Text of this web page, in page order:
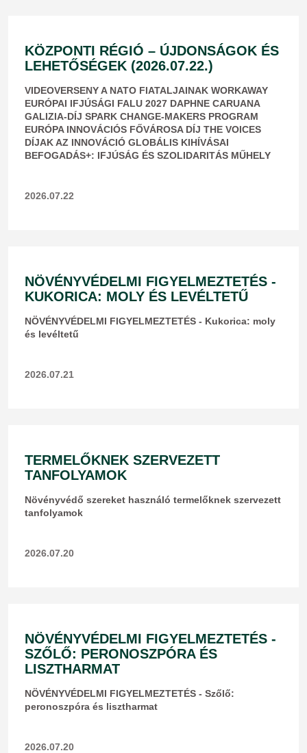
KÖZPONTI RÉGIÓ – ÚJDONSÁGOK ÉS
LEHETŐSÉGEK (2026.07.22.)
VIDEOVERSENY A NATO FIATALJAINAK WORKAWAY
EURÓPAI IFJÚSÁGI FALU 2027 DAPHNE CARUANA
GALIZIA-DÍJ SPARK CHANGE-MAKERS PROGRAM
EURÓPA INNOVÁCIÓS FŐVÁROSA DÍJ THE VOICES
DÍJAK AZ INNOVÁCIÓ GLOBÁLIS KIHÍVÁSAI
BEFOGADÁS+: IFJÚSÁG ÉS SZOLIDARITÁS MŰHELY
2026.07.22
NÖVÉNYVÉDELMI FIGYELMEZTETÉS -
KUKORICA: MOLY ÉS LEVÉLTETŰ
NÖVÉNYVÉDELMI FIGYELMEZTETÉS - Kukorica: moly
és levéltetű
2026.07.21
TERMELŐKNEK SZERVEZETT
TANFOLYAMOK
Növényvédő szereket használó termelőknek szervezett
tanfolyamok
2026.07.20
NÖVÉNYVÉDELMI FIGYELMEZTETÉS -
SZŐLŐ: PERONOSZPÓRA ÉS
LISZTHARMAT
NÖVÉNYVÉDELMI FIGYELMEZTETÉS - Szőlő:
peronoszpóra és lisztharmat
2026.07.20